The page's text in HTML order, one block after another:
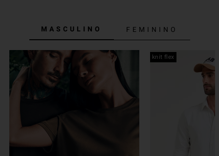
MASCULINO FEMININO
knit flex